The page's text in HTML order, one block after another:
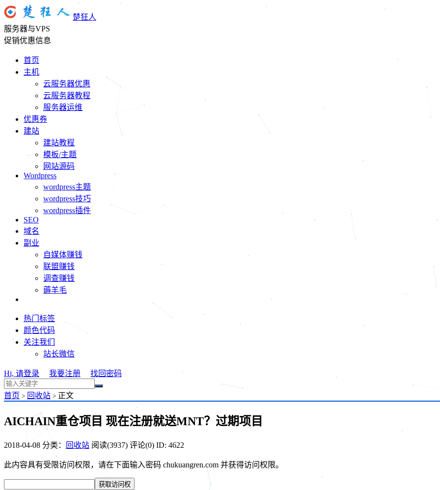
楚狂人
服务器与VPS
促销优惠信息
首页
主机
云服务器优惠
云服务器教程
服务器运维
优惠券
建站
建站教程
模板/主题
网站源码
Wordpress
wordpress主题
wordpress技巧
wordpress插件
SEO
域名
副业
自媒体赚钱
联盟赚钱
调查赚钱
薅羊毛
热门标签
颜色代码
关注我们
站长微信
Hi, 请登录 我要注册 找回密码
首页 > 回收站 > 正文
AICHAIN重仓项目 现在注册就送MNT？过期项目
2018-04-08 分类： 回收站 阅读(3937) 评论(0) ID: 4622
此内容具有受限访问权限，请在下面输入密码 chukuangren.com 并获得访问权限。